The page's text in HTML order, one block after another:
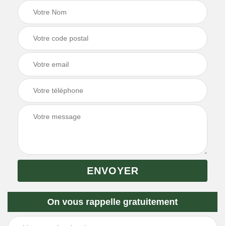
On vous rappelle gratuitement